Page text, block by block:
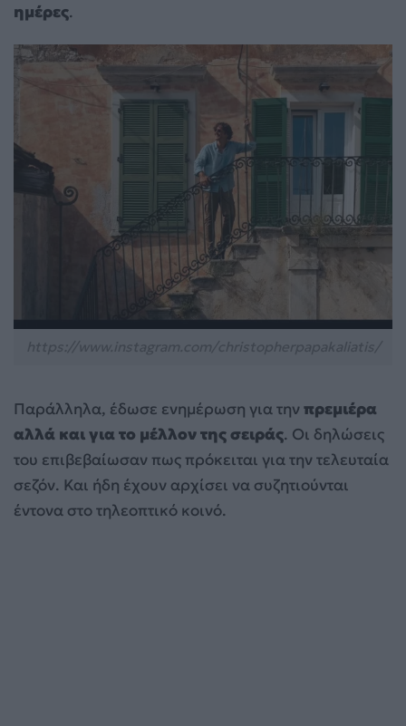
ημέρες.
Παράλληλα, έδωσε ενημέρωση για τηνπρεμιέρα
αλλά και για το μέλλον της σειράς. Οι δηλώσεις
του επιβεβαίωσαν πως πρόκειται για την τελευταία
σεζόν. Και ήδη έχουν αρχίσει να συζητιούνται
έντονα στο τηλεοπτικό κοινό.